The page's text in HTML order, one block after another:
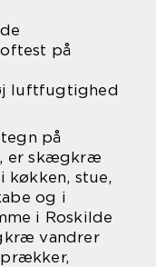
på
luftfugtighed
på
er skægkræ
køkken, stue,
og i
i Roskilde
vandrer